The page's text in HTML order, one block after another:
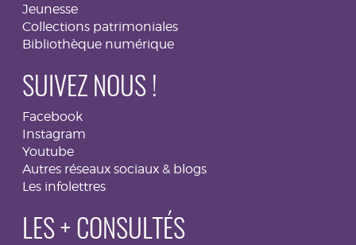
Jeunesse
Collections patrimoniales
Bibliothèque numérique
SUIVEZ NOUS !
Facebook
Instagram
Youtube
Autres réseaux sociaux & blogs
Les infolettres
LES + CONSULTÉS